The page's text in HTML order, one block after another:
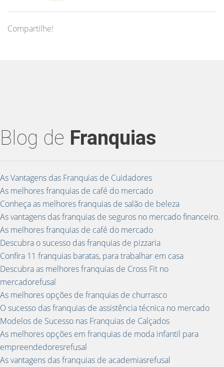
Compartilhe!
Blog de Franquias
As Vantagens das Franquias de Cuidadores
As melhores franquias de café do mercado
Conheça as melhores franquias de salão de beleza
As vantagens das franquias de seguros no mercado financeiro.
As melhores franquias de café do mercado
Descubra o sucesso das franquias de pizzaria
Confira 11 franquias baratas, para trabalhar em casa
Descubra as melhores franquias de Cross Fit no
mercadorefusal
As melhores opções de franquias de churrasco
O sucesso das franquias de assistência técnica no mercado
Modelos de Sucesso nas Franquias de Calçados
As melhores opções em franquias de moda infantil para
empreendedoresrefusal
As vantagens das franquias de academiasrefusal